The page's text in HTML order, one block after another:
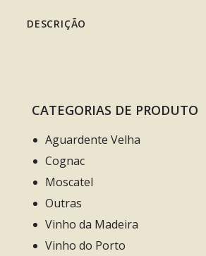
DESCRIÇÃO
CATEGORIAS DE PRODUTO
Aguardente Velha
Cognac
Moscatel
Outras
Vinho da Madeira
Vinho do Porto